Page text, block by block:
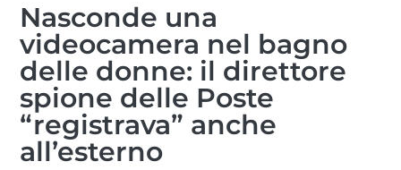
Nasconde una
videocamera nel bagno
delle donne: il direttore
spione delle Poste
“registrava” anche
all’esterno